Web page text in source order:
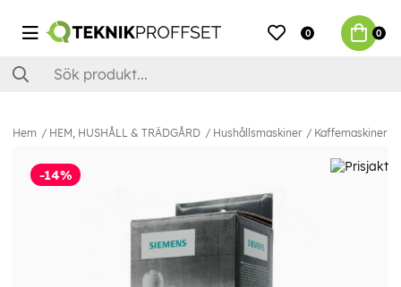
0 0
Hem HEM, HUSHÅLL & TRÄDGÅRD Hushållsmaskiner Kaffemaskiner &
-14%